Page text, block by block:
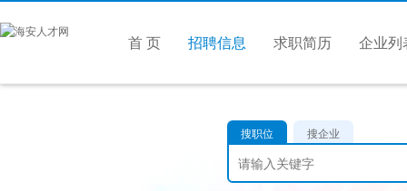
首 页 招聘信息 求职简历 企业列
搜职位 搜企业